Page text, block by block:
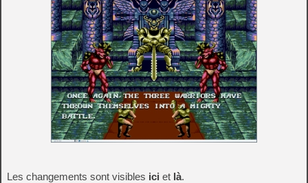
Les changements sont visibles ici et là.